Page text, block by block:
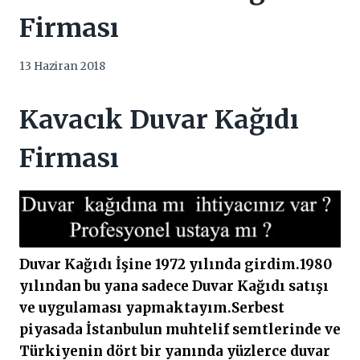
Firması
13 Haziran 2018
Kavacık Duvar Kağıdı
Firması
Duvar Kağıdı İşine 1972 yılında girdim.1980
yılından bu yana sadece Duvar Kağıdı satışı
ve uygulaması yapmaktayım.Serbest
piyasada İstanbulun muhtelif semtlerinde ve
Türkiyenin dört bir yanında yüzlerce duvar